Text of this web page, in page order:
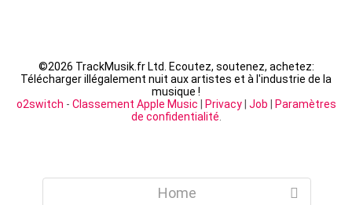
©2026 TrackMusik.fr Ltd. Ecoutez, soutenez, achetez:
Télécharger illégalement nuit aux artistes et à l'industrie de la
musique !
o2switch - Classement Apple Music Privacy| Job
Paramètres
de confidentialité.
Home